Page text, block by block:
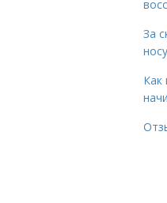
За
Как